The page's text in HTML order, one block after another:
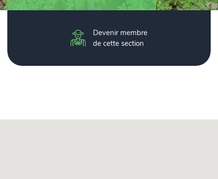
Devenir membre
de cette section